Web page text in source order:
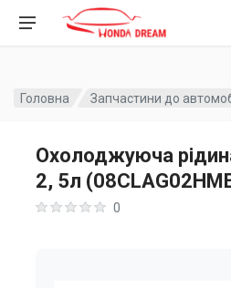
Головна Запчастини до
Охолоджуюча
2, 5л
0